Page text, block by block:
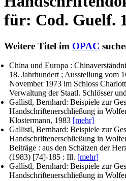
für: Cod. Guelf.
Weitere Titel im OPAC
China und Europa :
18. Jahrhundert ; Ausstellung vom
November 1973 im Schloss
Verwaltung der Staatl. Schlösser
Gallistl, Bernhard: Beispiele zur
Handschriftenerschließung in
Klostermann, 1983 [mehr]
Gallistl, Bernhard: Beispiele zur
Handschriftenerschließung in
Beiträge : aus den Schätzen der
(1983) [74]-185 : Ill. [mehr]
Gallistl, Bernhard: Beispiele zur
Handschriftenerschließung in